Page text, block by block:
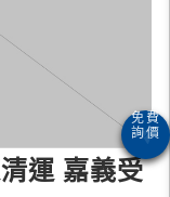
運 嘉義受